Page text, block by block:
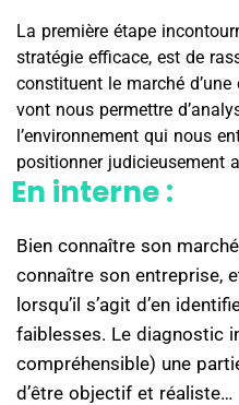
La première étape
stratégie efficace, est de
constituent le marché
vont nous permettre
l’environnement qui nous
positionner judicieusement
En interne :
Bien connaître son
connaître son entreprise,
lorsqu’il s’agit d’en
faiblesses. Le diagnostic
compréhensible) une
d’être objectif et réaliste…